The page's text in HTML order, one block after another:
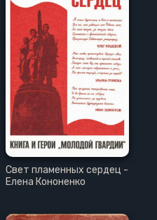
Свет пламенных сердец -
Елена Кононенко